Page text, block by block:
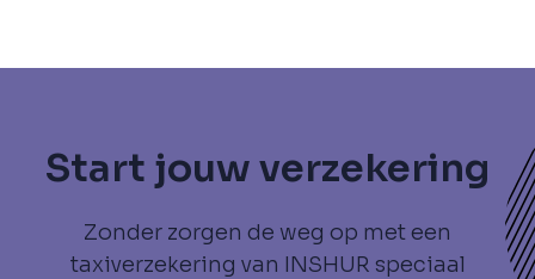
Start jouw verzekering
Zonder zorgen de weg op met een
taxiverzekering van INSHUR speciaal